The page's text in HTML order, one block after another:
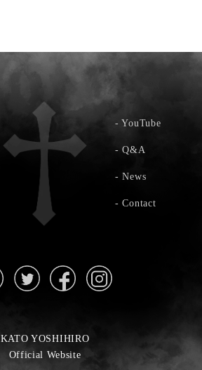
-YouTube
-Q&A
-News
-Contact
KATO YOSHIHIRO
Official Website